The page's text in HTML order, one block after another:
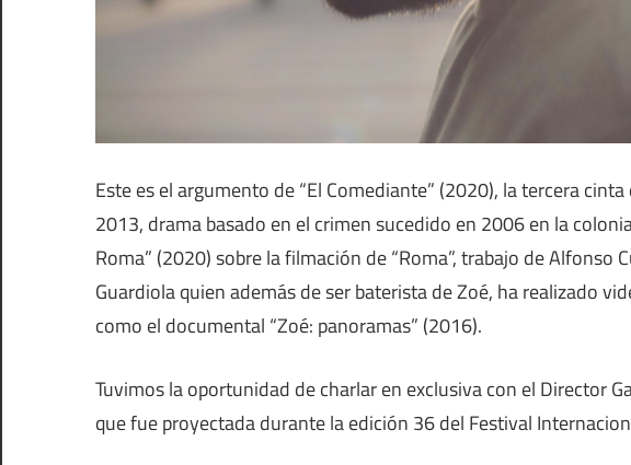
Este es el argumento de “El Comediante” (2020), la tercera
2013, drama basado en el crimen sucedido en 2006 en la
Roma” (2020) sobre la filmación de “Roma”, trabajo de Alfonso
Guardiola quien además de ser baterista de Zoé, ha realizado
como el documental “Zoé: panoramas” (2016).
Tuvimos la oportunidad de charlar en exclusiva con el Director
que fue proyectada durante la edición 36 del Festival